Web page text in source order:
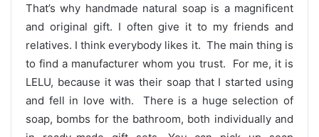
That’s why handmade natural soap is a magnificent
and original gift. I often give it to my friends and
relatives. I think everybody likes it. The main thing is
to find a manufacturer whom you trust. For me, it is
LELU, because it was their soap that I started using
and fell in love with. There is a huge selection of
soap, bombs for the bathroom, both individually and